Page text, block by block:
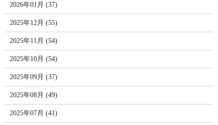
2026年01月 (37)
2025年12月 (55)
2025年11月 (54)
2025年10月 (54)
2025年09月 (37)
2025年08月 (49)
2025年07月 (41)